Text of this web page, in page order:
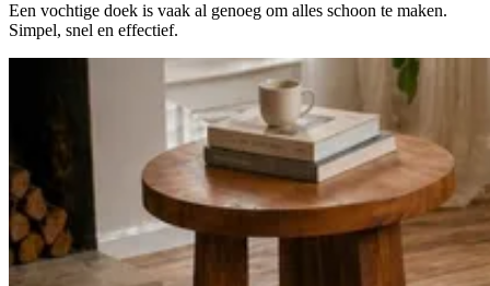
Een vochtige doek is vaak al genoeg om alles schoon te maken.
Simpel, snel en effectief.